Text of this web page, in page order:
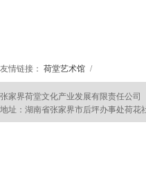
友情链接： 荷堂艺术馆 /
张家界荷堂文化产业发展有限责任公司
地址：湖南省张家界市后坪办事处荷花